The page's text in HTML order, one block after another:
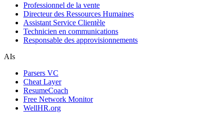
Professionnel de la vente
Directeur des Ressources Humaines
Assistant Service Clientèle
Technicien en communications
Responsable des approvisionnements
AIs
Parsers VC
Cheat Layer
ResumeCoach
Free Network Monitor
WellHR.org